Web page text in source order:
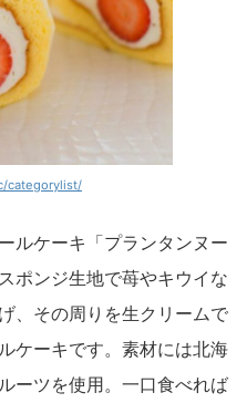
categorylist/
ルケーキ「プランタンヌー
ポンジ生地で苺やキウイな
、その周りを生クリームで
ケーキです。素材には北海
ーツを使用。一口食べれば